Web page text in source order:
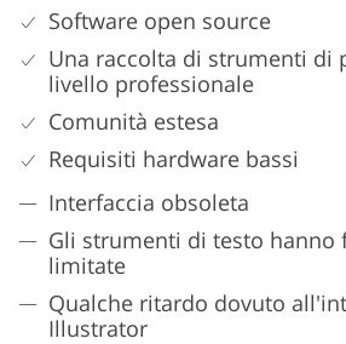
Software open source
Una raccolta di strumenti di
livello professionale
Comunità estesa
Requisiti hardware bassi
Interfaccia obsoleta
Gli strumenti di testo hanno
limitate
Qualche ritardo dovuto
Illustrator